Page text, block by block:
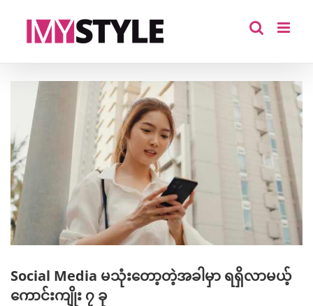
Larger
Image
Social Media မသုံးတော့တဲ့အခါမှာ ရရှိလာမယ့်
ကောင်းကျိုး ၇ ခု